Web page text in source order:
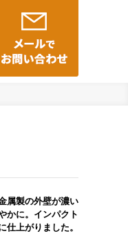
属製の外壁が濃い
かに。インパクト
仕上がりました。